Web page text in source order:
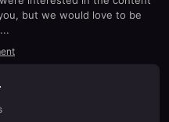
affrontino i punti
prospect. Condividi
pratiche,